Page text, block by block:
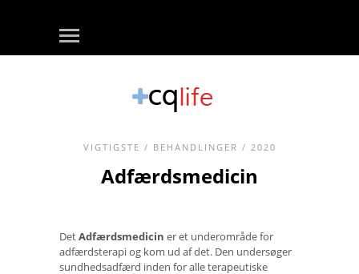
VIGTIGSTE / BEHANDLINGER / 2020
Adfærdsmedicin
DetAdfærdsmedicin er et underområde for
adfærdsterapi og kom ud af det. Den undersøger
sundhedsadfærd inden for alle terapeutiske